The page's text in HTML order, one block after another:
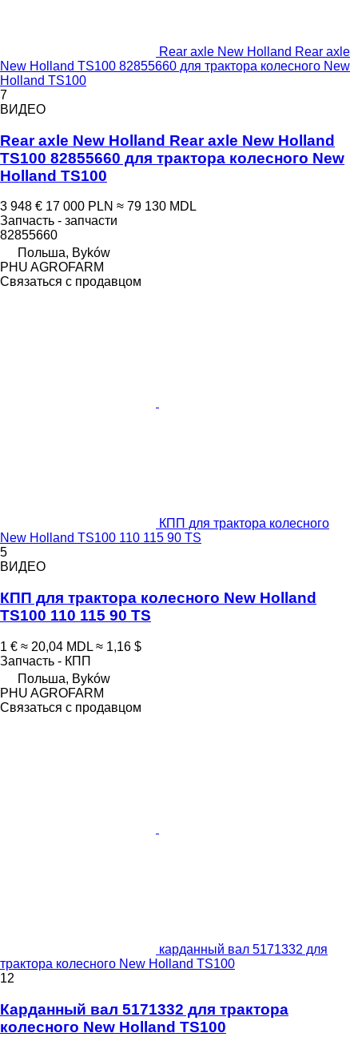
Rear axle New Holland Rear axle
New Holland TS100 82855660 для трактора колесного New
Holland TS100
7
ВИДЕО
Rear axle New Holland Rear axle New Holland
TS100 82855660 для трактора колесного New
Holland TS100
3 948 € 17 000 PLN ≈ 79 130 MDL
Запчасть - запчасти
82855660
Польша, Byków
PHU AGROFARM
Связаться с продавцом
КПП для трактора колесного
New Holland TS100 110 115 90 TS
5
ВИДЕО
КПП для трактора колесного New Holland
TS100 110 115 90 TS
1 € ≈ 20,04 MDL ≈ 1,16 $
Запчасть - КПП
Польша, Byków
PHU AGROFARM
Связаться с продавцом
карданный вал 5171332 для
трактора колесного New Holland TS100
12
Карданный вал 5171332 для трактора
колесного New Holland TS100